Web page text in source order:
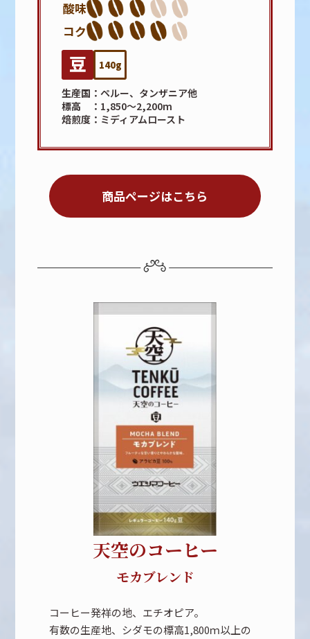
酸味
コク
140g
生産国
ペルー、タンザニア他
標高
1,850～2,200m
焙煎度
ミディアムロースト
商品ページはこちら
天空のコーヒー
モカブレンド
コーヒー発祥の地、エチオピア。
有数の生産地、シダモの標高1,800ｍ以上の